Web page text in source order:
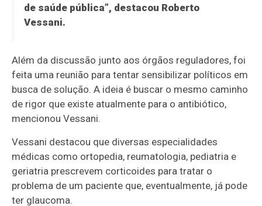
de saúde pública”, destacou Roberto
Vessani.
Além da discussão junto aos órgãos reguladores, foi
feita uma reunião para tentar sensibilizar políticos em
busca de solução. A ideia é buscar o mesmo caminho
de rigor que existe atualmente para o antibiótico,
mencionou Vessani.
Vessani destacou que diversas especialidades
médicas como ortopedia, reumatologia, pediatria e
geriatria prescrevem corticoides para tratar o
problema de um paciente que, eventualmente, já pode
ter glaucoma.